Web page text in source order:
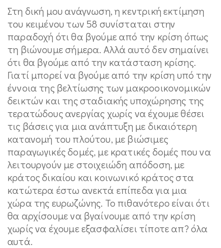
Στη δική μου ανάγνωση, η κεντρική εκτίμηση
του κειμένου των 58 συνίσταται στην
παραδοχή ότι θα βγούμε από την κρίση όπως
τη βιώνουμε σήμερα. Αλλά αυτό δεν σημαίνει
ότι θα βγούμε από την κατάσταση κρίσης.
Γιατί μπορεί να βγούμε από την κρίση υπό την
έννοια της βελτίωσης των μακροοικονομικών
δεικτών και της σταδιακής υποχώρησης της
τερατώδους ανεργίας χωρίς να έχουμε θέσει
τις βάσεις για μια ανάπτυξη με δικαιότερη
κατανομή του πλούτου, με βιώσιμες
παραγωγικές δομές, με κρατικές δομές που να
λειτουργούν με στοιχειώδη απόδοση, με
κράτος δικαίου και κοινωνικό κράτος στα
κατώτερα έστω ανεκτά επίπεδα για μια
χώρα της ευρωζώνης. Το πιθανότερο είναι ότι
θα αρχίσουμε να βγαίνουμε από την κρίση
χωρίς να έχουμε εξασφαλίσει τίποτε απ? όλα
αυτά.